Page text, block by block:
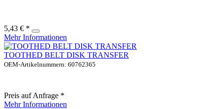
5,43 € *
Mehr Informationen
TOOTHED BELT DISK TRANSFER
OEM-Artikelnummern: 60762365
Preis auf Anfrage *
Mehr Informationen